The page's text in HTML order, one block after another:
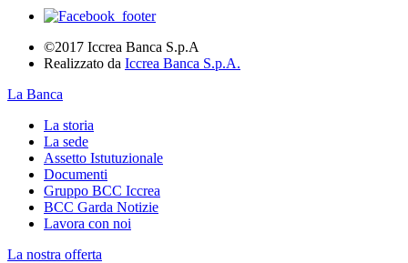
©2017 Iccrea Banca S.p.A
Realizzato da Iccrea Banca S.p.A.
La Banca
La storia
La sede
Assetto Istutuzionale
Documenti
Gruppo BCC Iccrea
BCC Garda Notizie
Lavora con noi
La nostra offerta